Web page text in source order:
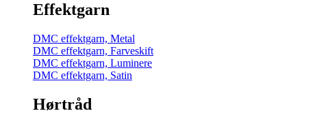
Effektgarn
DMC effektgarn, Metal
DMC effektgarn, Farveskift
DMC effektgarn, Luminere
DMC effektgarn, Satin
Hørtråd